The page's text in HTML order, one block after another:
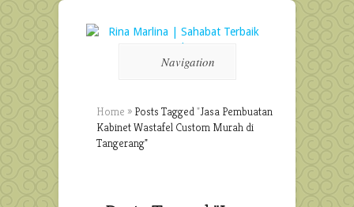
Navigation
Home » Posts Tagged"Jasa Pembuatan
Kabinet Wastafel Custom Murah di
Tangerang"